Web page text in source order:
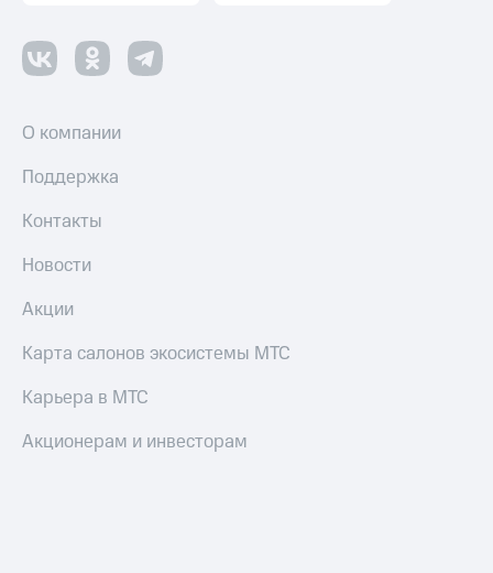
О компании
Поддержка
Контакты
Новости
Акции
Карта салонов экосистемы МТС
Карьера в МТС
Акционерам и инвесторам